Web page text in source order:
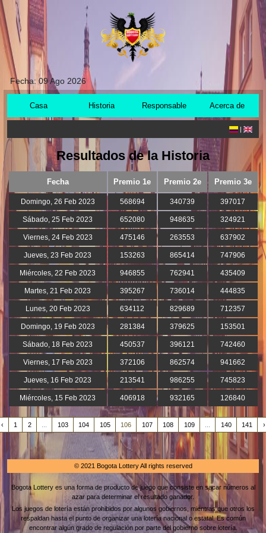
Fecha:09 Ago 2026
Casa Historia Responsable Acerca de
|
Resultados de la Historia
Fecha Premio 1e Premio 2e Premio 3e
Domingo, 26 Feb 2023 568694 340739 397017
Sábado, 25 Feb 2023 652080 948635 324921
Viernes, 24 Feb 2023 475146 263553 637902
Jueves, 23 Feb 2023 153263 865414 747906
Miércoles, 22 Feb 2023 946855 762941 435409
Martes, 21 Feb 2023 395267 736014 444835
Lunes, 20 Feb 2023 634112 829689 712357
Domingo, 19 Feb 2023 281384 379625 153501
Sábado, 18 Feb 2023 450537 396121 742460
Viernes, 17 Feb 2023 372106 862574 941662
Jueves, 16 Feb 2023 213541 986255 745823
Miércoles, 15 Feb 2023 406918 932165 126840
‹ 1 2 103 104 105 106 107 108 109 140 141 ›
© 2021 Bogota Lottery All rights reserved
Bogota Lottery es una forma de producto de juego que consiste en sacar números al
azar para determinar el resultado ganador.
Los juegos de lotería están prohibidos por algunos gobiernos, mientras que otros los
respaldan hasta el punto de organizar una lotería nacional o estatal. Es común
encontrar algún grado de regulación por parte del gobierno sobre lotería.